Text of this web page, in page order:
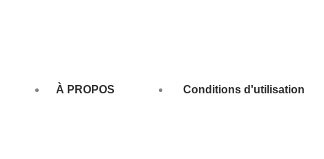
À PROPOS Conditions d'utilisation